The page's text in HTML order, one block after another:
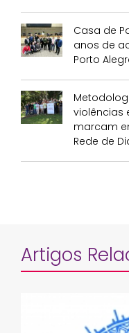
Casa de
anos de
Porto
violências
marcam
Rede de
Artigos